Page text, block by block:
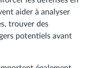
aider à analyser
trouver des
potentiels avant